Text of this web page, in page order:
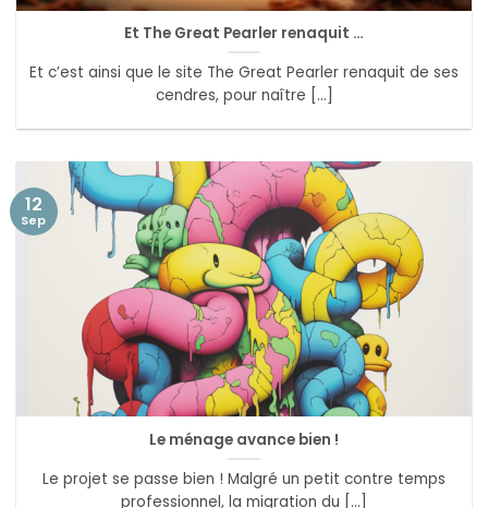
Et The Great Pearler renaquit …
Et c’est ainsi que le site The Great Pearler renaquit de ses
cendres, pour naître [...]
Le ménage avance bien !
Le projet se passe bien ! Malgré un petit contre temps
professionnel, la migration du [...]
12
Sep